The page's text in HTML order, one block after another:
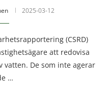
2025-03-12
(CSRD)
att redovisa
De som inte agerar
…